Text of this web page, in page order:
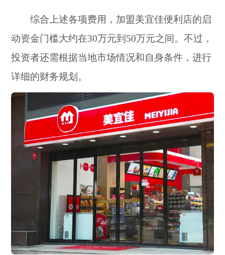
综合上述各项费用，加盟美宜佳便利店的启
动资金门槛大约在30万元到50万元之间。不过，
投资者还需根据当地市场情况和自身条件，进行
详细的财务规划。